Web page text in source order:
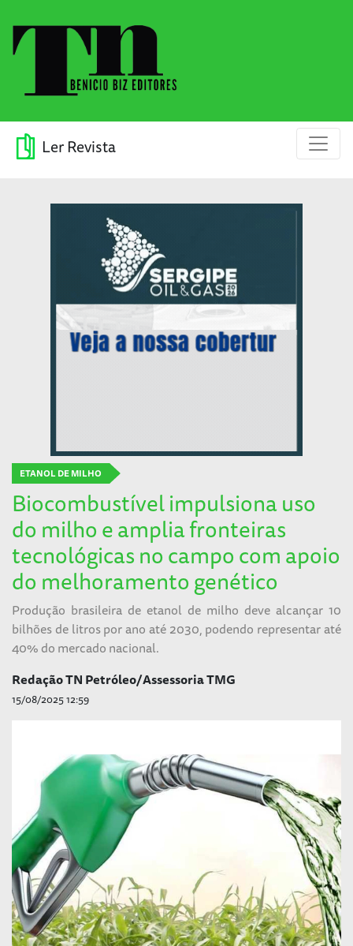
Ler Revista
ETANOL DE MILHO
Biocombustível impulsiona uso
do milho e amplia fronteiras
tecnológicas no campo com apoio
do melhoramento genético
Produção brasileira de etanol de milho deve alcançar 10
bilhões de litros por ano até 2030, podendo representar até
40% do mercado nacional.
Redação TN Petróleo/Assessoria TMG
15/08/2025 12:59